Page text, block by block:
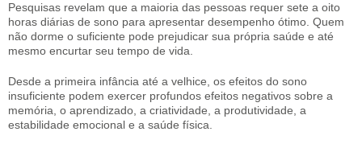
Pesquisas revelam que a maioria das pessoas requer sete a oito
horas diárias de sono para apresentar desempenho ótimo. Quem
não dorme o suficiente pode prejudicar sua própria saúde e até
mesmo encurtar seu tempo de vida.
Desde a primeira infância até a velhice, os efeitos do sono
insuficiente podem exercer profundos efeitos negativos sobre a
memória, o aprendizado, a criatividade, a produtividade, a
estabilidade emocional e a saúde física.